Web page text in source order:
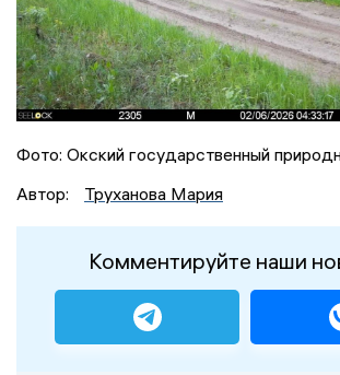
Фото: Окский государственный
Автор:
Труханова Мария
Комментируйте наши